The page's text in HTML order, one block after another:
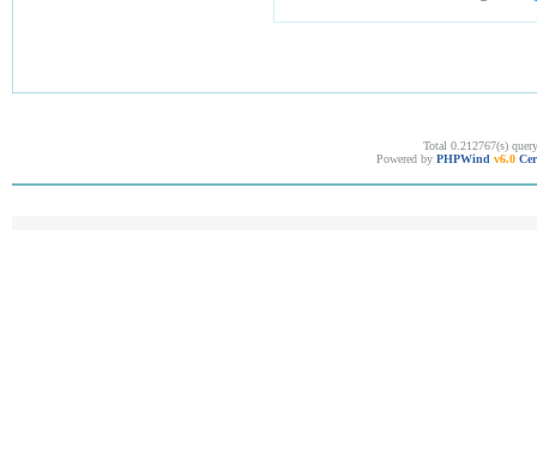
Total 0.212767(s)
Powered by PHPWind v6.0